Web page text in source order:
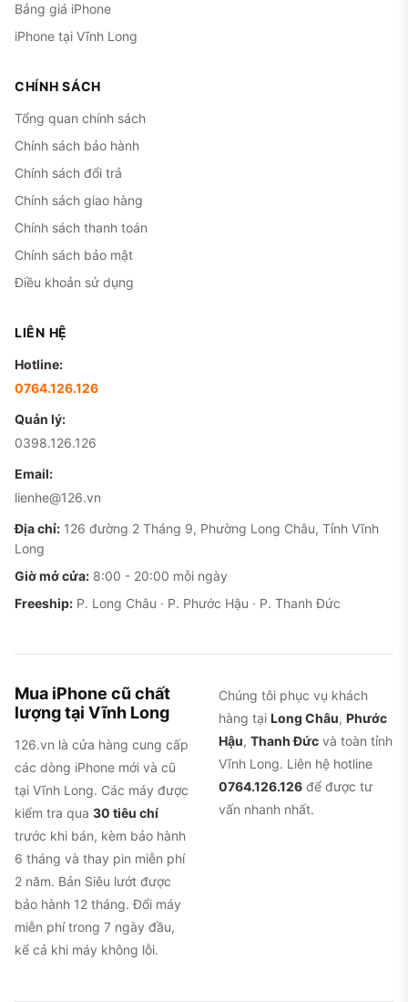
Bảng giá iPhone
iPhone tại Vĩnh Long
CHÍNH SÁCH
Tổng quan chính sách
Chính sách bảo hành
Chính sách đổi trả
Chính sách giao hàng
Chính sách thanh toán
Chính sách bảo mật
Điều khoản sử dụng
LIÊN HỆ
Hotline:
0764.126.126
Quản lý:
0398.126.126
Email:
lienhe@126.vn
Địa chỉ: 126 đường 2 Tháng 9, Phường Long Châu, Tỉnh Vĩnh
Long
Giờ mở cửa: 8:00 - 20:00 mỗi ngày
Freeship: P. Long Châu · P. Phước Hậu · P. Thanh Đức
Mua iPhone cũ chất
lượng tại Vĩnh Long
126.vn là cửa hàng cung cấp
các dòng iPhone mới và cũ
tại Vĩnh Long. Các máy được
kiểm tra qua 30 tiêu chí
trước khi bán, kèm bảo hành
6 tháng và thay pin miễn phí
2 năm. Bản Siêu lướt được
bảo hành 12 tháng. Đổi máy
miễn phí trong 7 ngày đầu,
kể cả khi máy không lỗi.
Chúng tôi phục vụ khách
hàng tại Long Châu, Phước
Hậu, Thanh Đức và toàn tỉnh
Vĩnh Long. Liên hệ hotline
0764.126.126 để được tư
vấn nhanh nhất.